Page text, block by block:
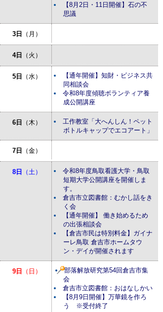
【8月2日・11日開催】石の不
思議
3日 （月）
4日 （火）
5日 （水）
【通年開催】知財・ビジネス共
同相談会
令和8年度傾聴ボランティア養
成公開講座
6日 （木）
工作教室「大へんしん！ペット
ボトルキャップでエコアート」
7日 （金）
8日 （土）
令和8年度鳥取看護大学・鳥取
短期大学公開講座を開催しま
す。
倉吉市立図書館：むかし話をき
く会
【通年開催】 働き始めるため
の出張相談会
【倉吉市民は特別料金】ガイナ
ーレ鳥取 倉吉市ホームタウ
ン・デイが開催されます
9日 （日）
部落解放研究第54回倉吉市集
会
倉吉市立図書館：おはなしかい
【8月9日開催】万華鏡を作ろ
う ※受付終了